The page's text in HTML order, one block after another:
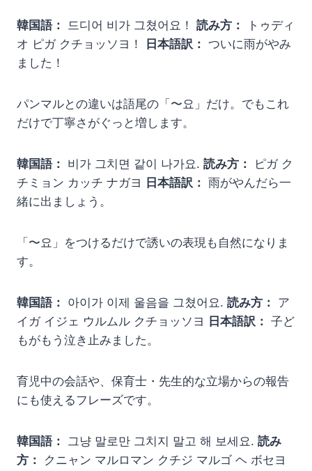
韓国語： 드디어 비가 그쳤어요！ 読み方：
トゥディ
オ ピガ クチョッソヨ！
日本語訳： ついに雨がやみ
ました！
パンマルとの違いは語尾の「〜요」だけ。でもこれ
だけで丁寧さがぐっと増します。
韓国語： 비가 그치면 같이 나가요. 読み方：
ピガ ク
チミョン カッチ ナガヨ 日本語訳： 雨がやんだら一
緒に出ましょう。
「〜요」をつけるだけで誘いの表現も自然になりま
す。
韓国語： 아이가 이제 울음을 그쳤어요. 読み方： ア
イガ イジェ ウルムル クチョッソヨ 日本語訳： 子ど
もがもう泣き止みました。
育児中の会話や、保育士・先生的な立場からの報告
にも使えるフレーズです。
韓国語： 그냥 말로만 그치지 말고 해 보세요. 読み
方：
クニャン マルロマン クチジ マルゴ ヘ ボセヨ